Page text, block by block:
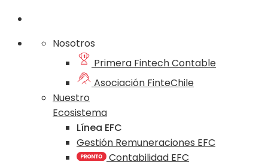
Nosotros
Primera Fintech Contable
Asociación FinteChile
Nuestro
Ecosistema
Línea EFC
Gestión Remuneraciones EFC
Contabilidad EFC